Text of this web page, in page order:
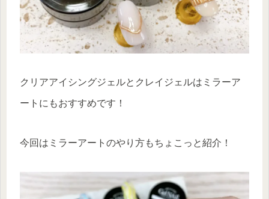
クリアアイシングジェルとクレイジェルはミラーア
ートにもおすすめです！
今回はミラーアートのやり方もちょこっと紹介！